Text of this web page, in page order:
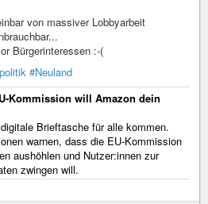
von massiver Lobbyarbeit
Bürgerinteressen :-(
#Neuland
Kommission will Amazon dein
Brieftasche für alle kommen.
warnen, dass die EU-Kommission
aushöhlen und Nutzer:innen zur
zwingen will.